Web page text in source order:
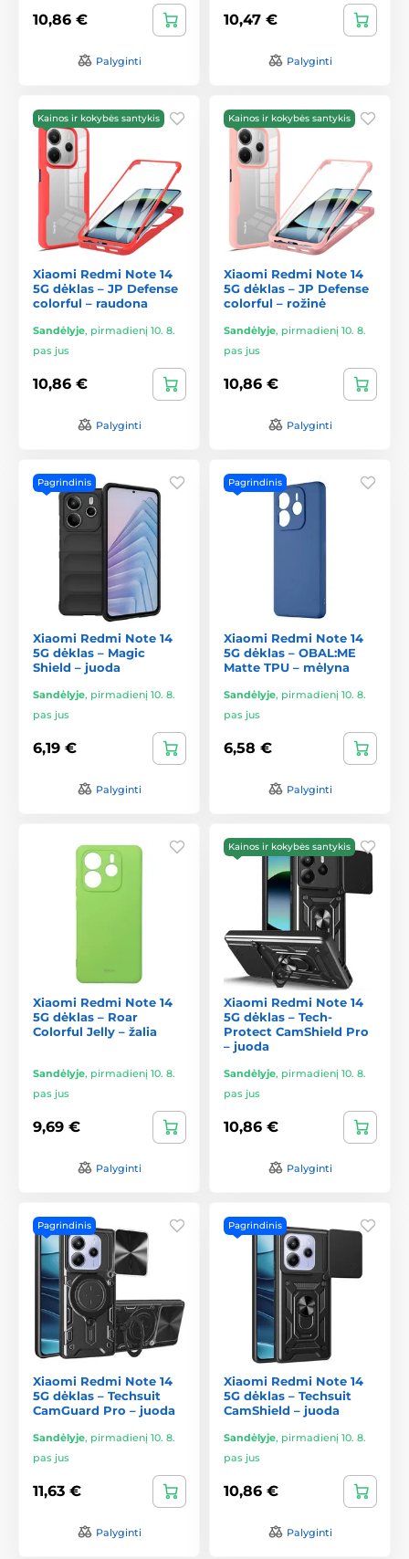
10,86 €
Palyginti
10,47 €
Palyginti
Kainos ir kokybės santykis
Xiaomi Redmi Note 14
5G dėklas – JP Defense
colorful – raudona
Sandėlyje, pirmadienį 10. 8.
pas jus
10,86 €
Palyginti
Kainos ir kokybės santykis
Xiaomi Redmi Note 14
5G dėklas – JP Defense
colorful – rožinė
Sandėlyje, pirmadienį 10. 8.
pas jus
10,86 €
Palyginti
Pagrindinis
Xiaomi Redmi Note 14
5G dėklas – Magic
Shield – juoda
Sandėlyje, pirmadienį 10. 8.
pas jus
6,19 €
Palyginti
Pagrindinis
Xiaomi Redmi Note 14
5G dėklas – OBAL:ME
Matte TPU – mėlyna
Sandėlyje, pirmadienį 10. 8.
pas jus
6,58 €
Palyginti
Xiaomi Redmi Note 14
5G dėklas – Roar
Colorful Jelly – žalia
Sandėlyje, pirmadienį 10. 8.
pas jus
9,69 €
Palyginti
Kainos ir kokybės santykis
Xiaomi Redmi Note 14
5G dėklas – Tech-
Protect CamShield Pro
– juoda
Sandėlyje, pirmadienį 10. 8.
pas jus
10,86 €
Palyginti
Pagrindinis
Xiaomi Redmi Note 14
5G dėklas – Techsuit
CamGuard Pro – juoda
Sandėlyje, pirmadienį 10. 8.
pas jus
11,63 €
Palyginti
Pagrindinis
Xiaomi Redmi Note 14
5G dėklas – Techsuit
CamShield – juoda
Sandėlyje, pirmadienį 10. 8.
pas jus
10,86 €
Palyginti